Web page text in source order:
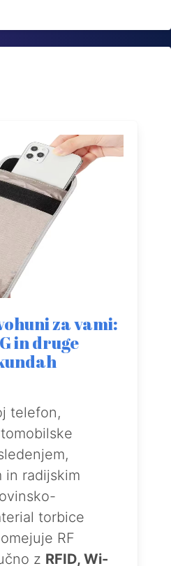
za vami:
in druge
telefon,
in radijskim
torbice
RF
z RFID, Wi-